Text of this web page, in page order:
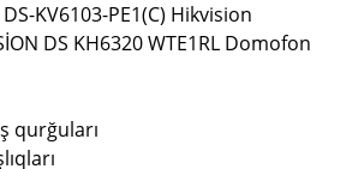
DS-KV6103-PE1(C) Hikvision
DS KH6320 WTE1RL Domofon
qurğuları